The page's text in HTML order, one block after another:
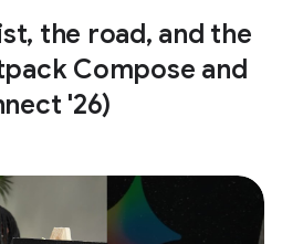
the road, and the
Compose and
'26)